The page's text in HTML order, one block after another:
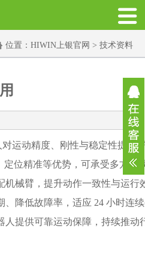
位置： HIWIN上银官网 > 技术资料
运动精度、刚性与稳定性提出
位精准等优势，可承受多方
械臂，提升动作一致性与运
降低故障率，适应 24 小时
提供可靠运动保障，持续推